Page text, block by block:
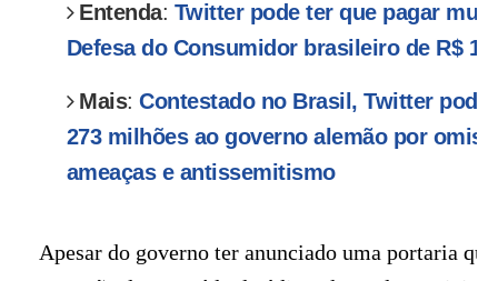
Entenda: Twitter pode ter que pagar
Defesa do Consumidor brasileiro de R$
Mais: Contestado no Brasil, Twitter pode
273 milhões ao governo alemão por
ameaças e antissemitismo
Apesar do governo ter anunciado uma portaria